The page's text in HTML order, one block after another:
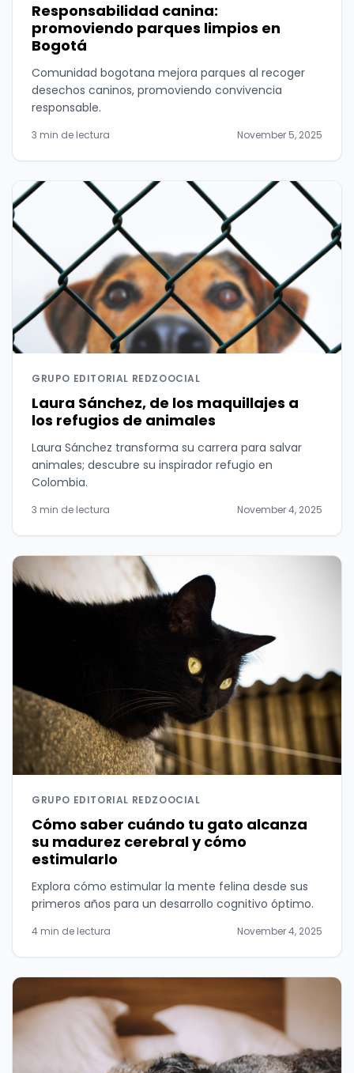
Responsabilidad canina:
promoviendo parques limpios en
Bogotá
Comunidad bogotana mejora parques al recoger
desechos caninos, promoviendo convivencia
responsable.
3 min de lectura November 5, 2025
GRUPO EDITORIAL REDZOOCIAL
Laura Sánchez, de los maquillajes a
los refugios de animales
Laura Sánchez transforma su carrera para salvar
animales; descubre su inspirador refugio en
Colombia.
3 min de lectura November 4, 2025
GRUPO EDITORIAL REDZOOCIAL
Cómo saber cuándo tu gato alcanza
su madurez cerebral y cómo
estimularlo
Explora cómo estimular la mente felina desde sus
primeros años para un desarrollo cognitivo óptimo.
4 min de lectura November 4, 2025